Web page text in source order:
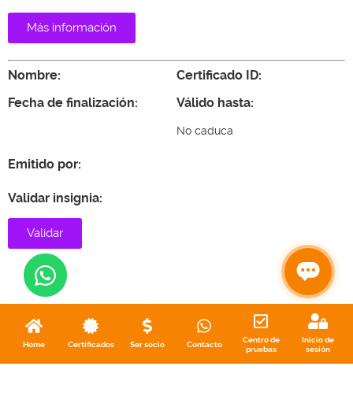
Más información
Nombre:
Fecha de finalización:
Certificado ID:
Válido hasta:
No caduca
Emitido por:
Validar insignia:
Validar
Home Certificados Ser socio Contacto
Centro de
pruebas
Inicio de
sesión